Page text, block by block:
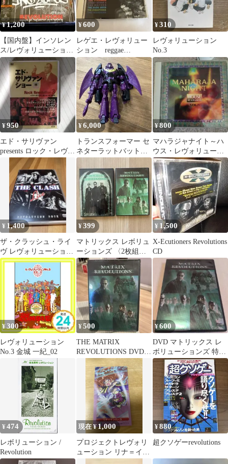
¥1,200
【国内盤】インソレン
ス/レヴォリューション
INSOLENCE
¥600
レゲエ・レヴォリュー
ション reggae
revolution
¥310
レヴォリューション
No.3
¥950
エド・サリヴァン
presents ロック・レヴォ
リューション(3)～サマ
ー・…
¥6,000
トランスフォーマー セ
ネターラットバット
レガシーレヴォリュー
ション
¥800
マハラジャナイト～ハ
ウス・レヴォリューシ
ョンVol.8
¥ 1,400
ザ・クラッシュ・ライ
ヴ レヴォリューショ
ン・ロック
¥399
マトリックス レボリュ
ーションズ 〈2枚組〉
リローデッド 特別版
〈2枚組〉
¥ 1,500
X-Ecutioners Revolutions
CD
¥300
レヴォリューション
No.3 金城 一紀_02
¥500
THE MATRIX
REVOLUTIONS DVD 2
枚組
¥600
DVD マトリックス レ
ボリューションズ 特別
版('03米)〈2枚組〉
¥474
レボリューション /
Revolution
現在 ¥1,000
プロジェクトレヴォリ
ューション リナ＝イン
¥880
超クソゲーrevolutions